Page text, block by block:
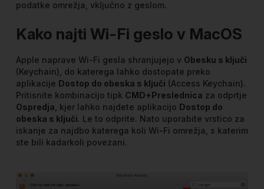
podatke omrežja, vključno z geslom.
Kako najti Wi-Fi geslo v MacOS
Apple naprave Wi-Fi gesla shranjujejo v Obesku s ključi
(Keychain), do katerega lahko dostopate preko
aplikacije Dostop do obeska s ključi (Access Keychain).
Pritisnite kombinacijo tipk CMD+Preslednica za odprtje
Ospredja , kjer lahko najdete aplikacijo Dostop do
obeska s ključi. Le to odprite. Nato uporabite vrstico za
iskanje za najdbo katerega koli Wi-Fi omrežja, s katerim
ste bili kadarkoli povezani.